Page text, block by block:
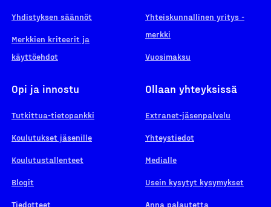
Yhdistyksen säännöt
Merkkien kriteerit ja
käyttöehdot
Yhteiskunnallinen yritys -
merkki
Vuosimaksu
Opi ja innostu
Tutkittua-tietopankki
Koulutukset jäsenille
Koulutustallenteet
Blogit
Tiedotteet
Ollaan yhteyksissä
Extranet-jäsenpalvelu
Yhteystiedot
Medialle
Usein kysytyt kysymykset
Anna palautetta